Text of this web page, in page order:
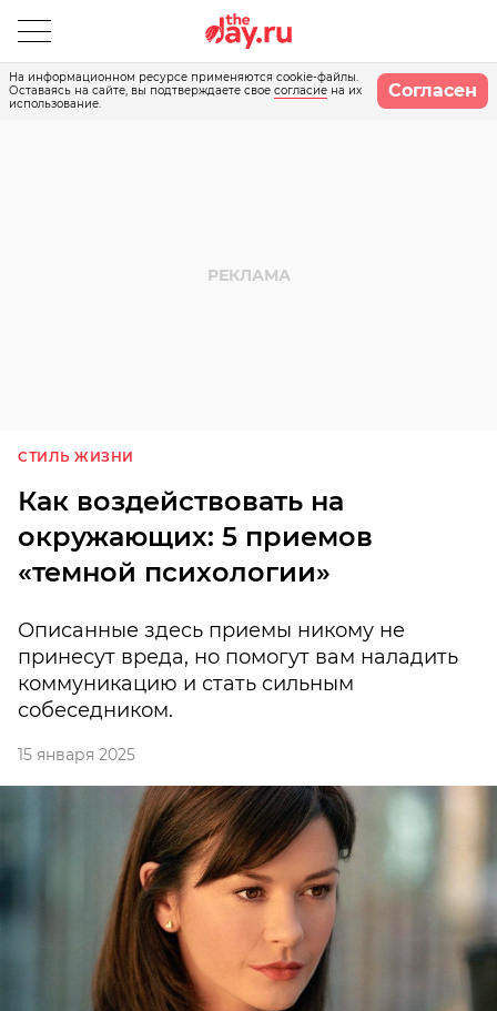
На информационном ресурсе применяются cookie-файлы.
Оставаясь на сайте, вы подтверждаете свое согласие на их
использование.
Согласен
СТИЛЬ ЖИЗНИ
Как воздействовать на
окружающих: 5 приемов
«темной психологии»
Описанные здесь приемы никому не
принесут вреда, но помогут вам наладить
коммуникацию и стать сильным
собеседником.
15 января 2025